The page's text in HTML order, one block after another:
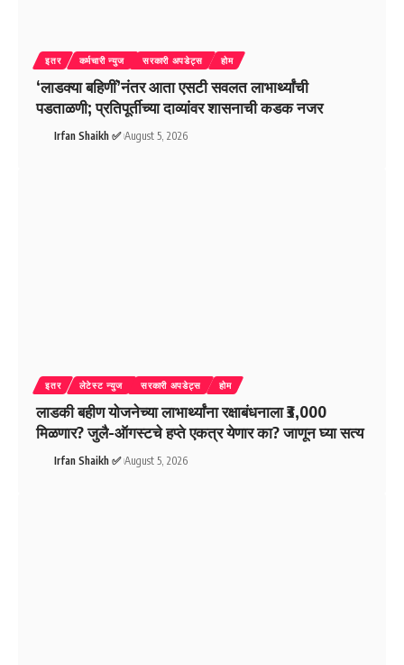
इतर कर्मचारी न्युज सरकारी अपडेट्स होम
‘लाडक्या बहिणीं’नंतर आता एसटी सवलत लाभार्थ्यांची
पडताळणी; प्रतिपूर्तीच्या दाव्यांवर शासनाची कडक नजर
Irfan Shaikh ✅ August 5, 2026
इतर लेटेस्ट न्युज सरकारी अपडेट्स होम
लाडकी बहीण योजनेच्या लाभार्थ्यांना रक्षाबंधनाला ₹3,000
मिळणार? जुलै-ऑगस्टचे हप्ते एकत्र येणार का? जाणून घ्या सत्य
Irfan Shaikh ✅ August 5, 2026